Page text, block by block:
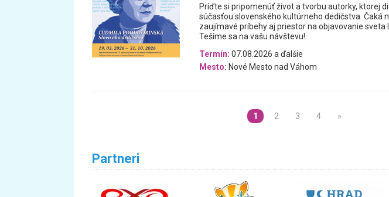
Príďte si pripomenúť život a tvorbu autorky, ktorej
súčasťou slovenského kultúrneho dedičstva. Čaká
zaujímavé príbehy aj priestor na objavovanie sveta
Tešíme sa na vašu návštevu!
Termín: 07.08.2026 a ďalšie
Mesto: Nové Mesto nad Váhom
1 2 3 4 »
Partneri